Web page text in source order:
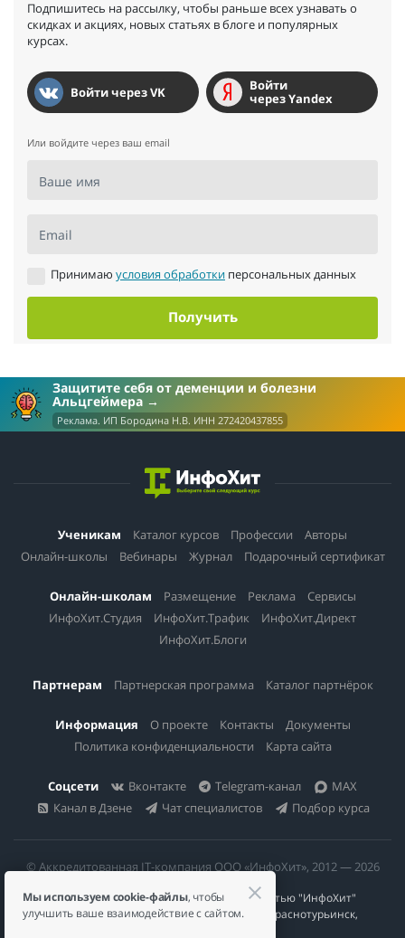
Подпишитесь на рассылку, чтобы раньше всех узнавать о
скидках и акциях, новых статьях в блоге и популярных
курсах.
Войти через VK
Войти
через Yandex
Или войдите через ваш email
Ваше имя
Email
Принимаю условия обработки персональных данных
Получить
Защитите себя от деменции и болезни
Альцгеймера
Реклама. ИП Бородина Н.В. ИНН 272420437855
Ученикам Каталог курсов Профессии
Авторы
Онлайн-школы
Вебинары Журнал Подарочный сертификат
Онлайн-школам Размещение Реклама
Сервисы
ИнфоХит.Студия
ИнфоХит.Трафик
ИнфоХит.Директ
ИнфоХит.Блоги
Партнерам Партнерская программа Каталог партнёрок
Информация О проекте Контакты
Документы
Политика конфиденциальности
Карта сайта
Соцсети Вконтакте Telegram-канал
MAX
Канал в Дзене
Чат специалистов Подбор курса
© Аккредитованная IT-компания ООО «ИнфоХит», 2012 — 2026
Общество с ограниченной ответственностью "ИнфоХит"
624446, Россия, Свердловская область, г. Краснотурьинск,
Мы используем cookie-файлы, чтобы
улучшить ваше взаимодействие с сайтом.